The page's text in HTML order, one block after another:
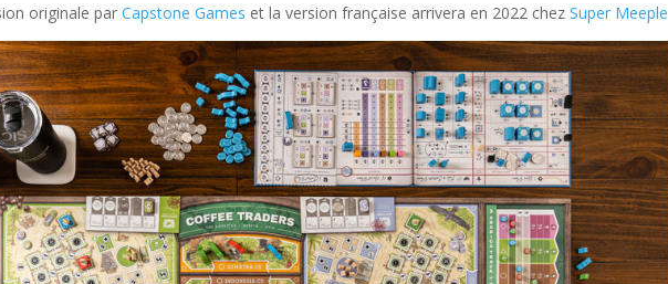
originale parCapstone Games et la version française arrivera en 2022 chezSuper Meeple